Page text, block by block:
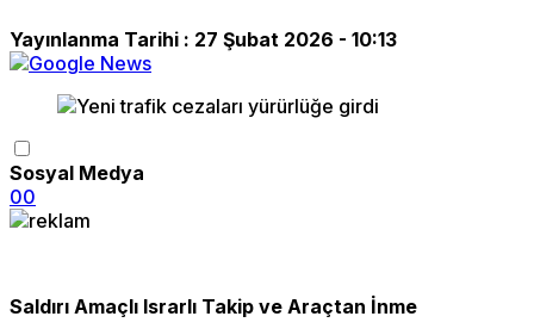
Yayınlanma Tarihi : 27 Şubat 2026 - 10:13
Sosyal Medya
00
Saldırı Amaçlı Israrlı Takip ve Araçtan İnme